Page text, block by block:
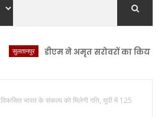
डीएम ने अमृत सरोवरों का किया स्थलीय
विकसित भारत के संकल्प को मिलेगी गति, यूपी में 125